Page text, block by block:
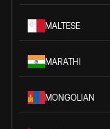
MALTESE
MARATHI
MONGOLIAN